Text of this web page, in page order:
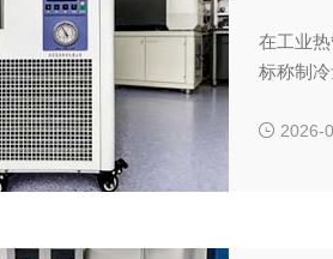
在工业
标称制
2026-